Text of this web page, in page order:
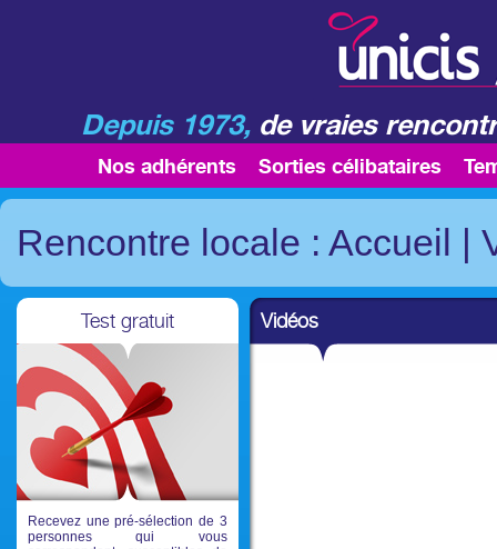
Depuis 1973, de vraies
Nos adhérents Sorties célibataires
Rencontre locale : Accueil |
Test gratuit
Recevez une pré-sélection de 3
personnes qui vous
Vidéos